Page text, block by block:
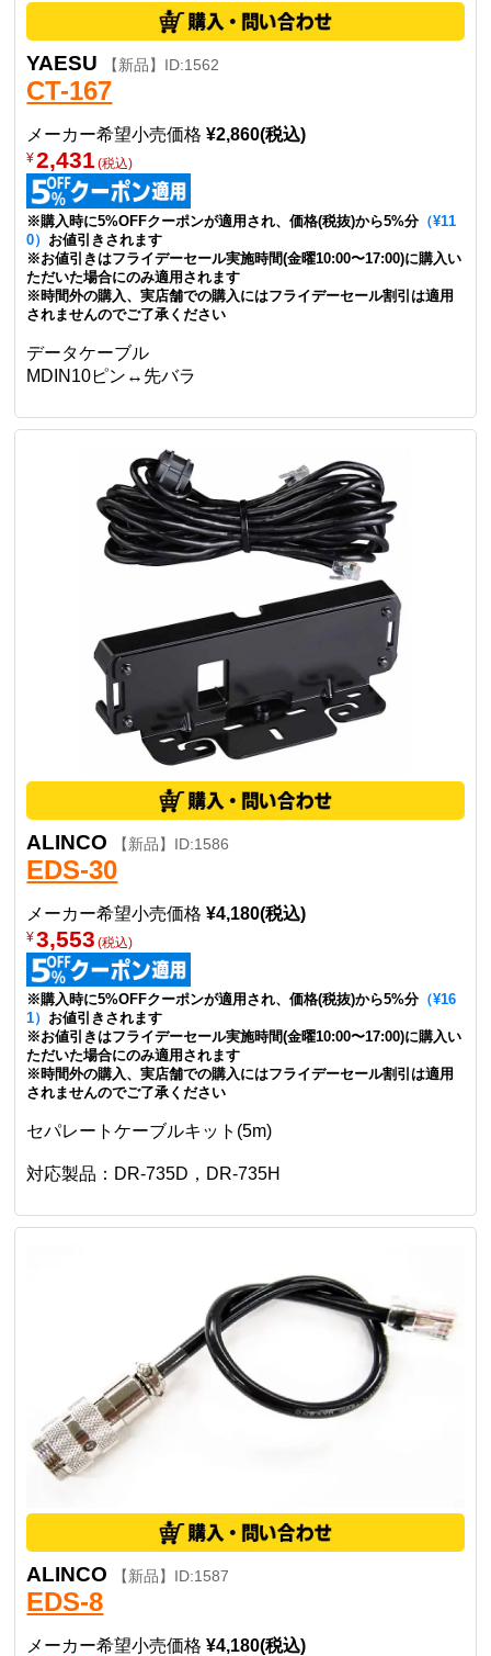
YAESU 【新品】ID:1562
CT-167
メーカー希望小売価格¥2,860(税込)
¥2,431(税込)
※購入時に5%OFFクーポンが適用され、価格(税抜)から5%分（¥11
0） お値引きされます
※お値引きはフライデーセール実施時間(金曜10:00〜17:00)に購入い
ただいた場合にのみ適用されます
※時間外の購入、実店舗での購入にはフライデーセール割引は適用
されませんのでご了承ください
データケーブル
MDIN10ピン↔先バラ
ALINCO 【新品】ID:1586
EDS-30
メーカー希望小売価格¥4,180(税込)
¥3,553 (税込)
※購入時に5%OFFクーポンが適用され、価格(税抜)から5%分（¥16
1） お値引きされます
※お値引きはフライデーセール実施時間(金曜10:00〜17:00)に購入い
ただいた場合にのみ適用されます
※時間外の購入、実店舗での購入にはフライデーセール割引は適用
されませんのでご了承ください
セパレートケーブルキット(5m)
対応製品：DR-735D，DR-735H
ALINCO 【新品】ID:1587
EDS-8
メーカー希望小売価格¥4,180(税込)